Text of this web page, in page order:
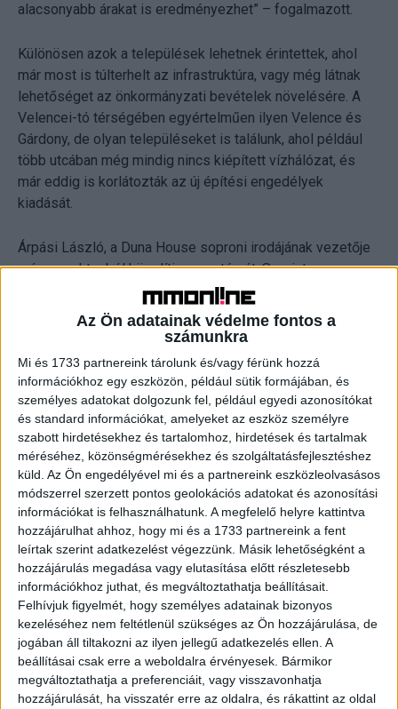
Az Ön adatainak védelme fontos a
számunkra
Mi és 1733 partnereink tárolunk és/vagy férünk hozzá
információkhoz egy eszközön, például sütik formájában, és
személyes adatokat dolgozunk fel, például egyedi azonosítókat
és standard információkat, amelyeket az eszköz személyre
szabott hirdetésekhez és tartalomhoz, hirdetések és tartalmak
méréséhez, közönségmérésekhez és szolgáltatásfejlesztéshez
küld. Az Ön engedélyével mi és a partnereink eszközleolvasásos
módszerrel szerzett pontos geolokációs adatokat és azonosítási
információkat is felhasználhatunk. A megfelelő helyre kattintva
hozzájárulhat ahhoz, hogy mi és a 1733 partnereink a fent
leírtak szerint adatkezelést végezzünk. Másik lehetőségként a
hozzájárulás megadása vagy elutasítása előtt részletesebb
információkhoz juthat, és megváltoztathatja beállításait.
Felhívjuk figyelmét, hogy személyes adatainak bizonyos
kezeléséhez nem feltétlenül szükséges az Ön hozzájárulása, de
jogában áll tiltakozni az ilyen jellegű adatkezelés ellen. A
beállításai csak erre a weboldalra érvényesek. Bármikor
megváltoztathatja a preferenciáit, vagy visszavonhatja
hozzájárulását, ha visszatér erre az oldalra, és rákattint az oldal
alacsonyabb árakat is eredményezhet” – fogalmazott.
Különösen azok a települések lehetnek érintettek, ahol
már most is túlterhelt az infrastruktúra, vagy még látnak
lehetőséget az önkormányzati bevételek növelésére. A
Velencei-tó térségében egyértelműen ilyen Velence és
Gárdony, de olyan településeket is találunk, ahol például
több utcában még mindig nincs kiépített vízhálózat, és
már eddig is korlátozták az új építési engedélyek
kiadását.
Árpási László, a Duna House soproni irodájának vezetője
más aspektusból közelíti meg a témát. Szerinte a
legnagyobb gondot a jogbizonytalanság okozhatja: „A
bankok tulajdonképpen már most beárazzák a
bizonytalanságot: több településen szigorúbb
feltételekkel adnak csak hitelt, vagy el is utasítják a
hitelezést. Ez visszavetheti a forgalmat, különösen a
kisebb településeken” – mondta.
A tervezet szerint az önkormányzatok rendeletben
határozhatják meg a kívánatos lakosságszámot, és
különféle korlátozó eszközöket is bevezethetnek, így
például a lakcím létesítésének feltételhez kötését, az
elővásárlási jogot vagy akár a betelepülési adót. A
szabályozás elsőként azokat a térségeket érintheti, ahol a
népesség az utóbbi években dinamikusan nőtt, vagy a
helyi infrastruktúra már most is feszített. Ilyen például
Dunakeszi, Szigetszentmiklós, Tihany és Fertőd.
Az ingatlanpiac résztvevőinek, különösen a befektetőknek
és fejlesztőknek július 1-jét követően érdemes lesz még
szorosabb figyelemmel kísérniük az ingatlan- és